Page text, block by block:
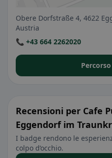
Obere Dorfstraße 4, 4622
Austria
📞 +43 664 2262020
Recensioni per Cafe
Eggendorf im
I badge rendono le
colpo d’occhio.